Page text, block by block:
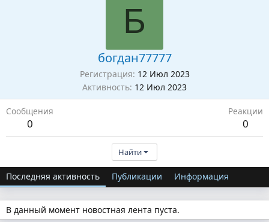
Б
богдан77777
Регистрация 12 Июл 2023
Активность 12 Июл 2023
Сообщения
0
Реакции
0
Найти
Последняя активность Публикации Информация
В данный момент новостная лента пуста.